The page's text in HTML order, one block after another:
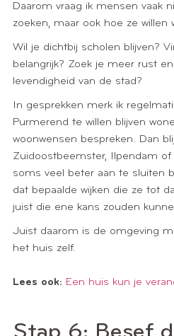
Daarom vraag ik mensen vaak
zoeken, maar ook hoe ze willen
Wil je dichtbij scholen blijven?
belangrijk? Zoek je meer rust
levendigheid van de stad?
In gesprekken merk ik
Purmerend te willen blijven
woonwensen bespreken. Dan
Zuidoostbeemster, Ilpendam
soms veel beter aan te sluiten
dat bepaalde wijken die ze tot
juist die ene kans zouden
Juist daarom is de omgeving
het huis zelf.
Lees ook: Een huis kun je